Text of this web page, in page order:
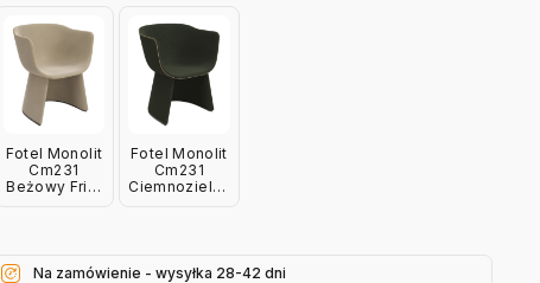
Fotel Monolit
Cm231
Beżowy Fritz
Fotel Monolit
Cm231
Ciemnozielony
Na zamówienie - wysyłka 28-42 dni